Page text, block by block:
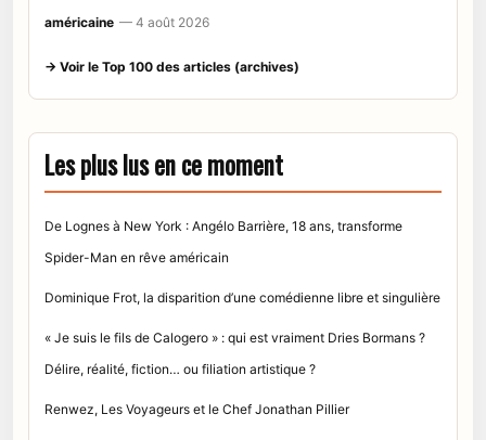
américaine — 4 août 2026
→ Voir le Top 100 des articles (archives)
Les plus lus en ce moment
De Lognes à New York : Angélo Barrière, 18 ans, transforme
Spider-Man en rêve américain
Dominique Frot, la disparition d’une comédienne libre et singulière
« Je suis le fils de Calogero » : qui est vraiment Dries Bormans ?
Délire, réalité, fiction… ou filiation artistique ?
Renwez, Les Voyageurs et le Chef Jonathan Pillier